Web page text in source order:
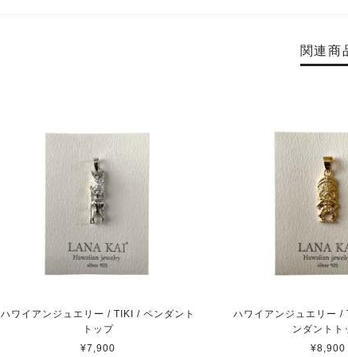
関連商
ハワイアンジュエリー / TIKI / ペンダント
トップ
¥7,900
ハワイアンジュエリー
ンダントト
¥8,900